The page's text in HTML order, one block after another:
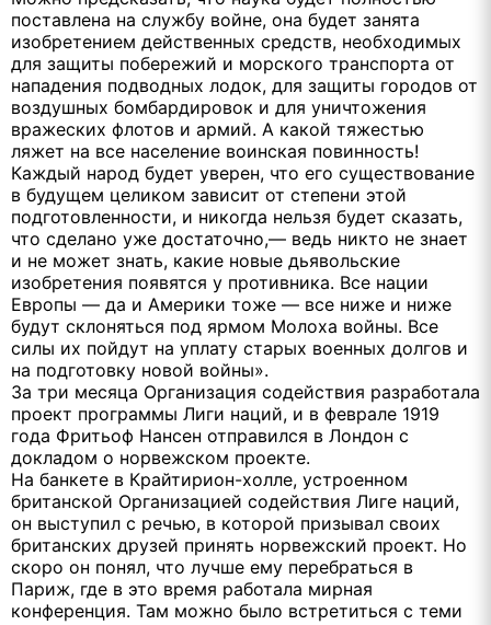
поставлена на службу войне, она будет занята
изобретением действенных средств, необходимых
для защиты побережий и морского транспорта от
нападения подводных лодок, для защиты городов от
воздушных бомбардировок и для уничтожения
вражеских флотов и армий. А какой тяжестью
ляжет на все население воинская повинность!
Каждый народ будет уверен, что его существование
в будущем целиком зависит от степени этой
подготовленности, и никогда нельзя будет сказать,
что сделано уже достаточно,— ведь никто не знает
и не может знать, какие новые дьявольские
изобретения появятся у противника. Все нации
Европы — да и Америки тоже — все ниже и ниже
будут склоняться под ярмом Молоха войны. Все
силы их пойдут на уплату старых военных долгов и
на подготовку новой войны».
За три месяца Организация содействия разработала
проект программы Лиги наций, и в феврале 1919
года Фритьоф Нансен отправился в Лондон с
докладом о норвежском проекте.
На банкете в Крайтирион-холле, устроенном
британской Организацией содействия Лиге наций,
он выступил с речью, в которой призывал своих
британских друзей принять норвежский проект. Но
скоро он понял, что лучше ему перебраться в
Париж, где в это время работала мирная
конференция. Там можно было встретиться с теми